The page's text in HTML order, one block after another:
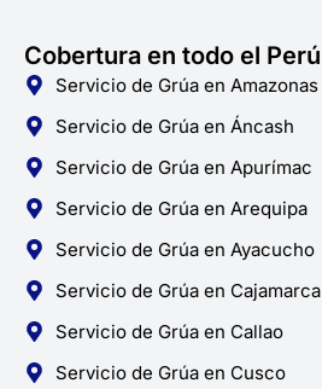
Cobertura en todo el Perú
Servicio de Grúa en Amazonas
Servicio de Grúa en Áncash
Servicio de Grúa en Apurímac
Servicio de Grúa en Arequipa
Servicio de Grúa en Ayacucho
Servicio de Grúa en Cajamarca
Servicio de Grúa en Callao
Servicio de Grúa en Cusco